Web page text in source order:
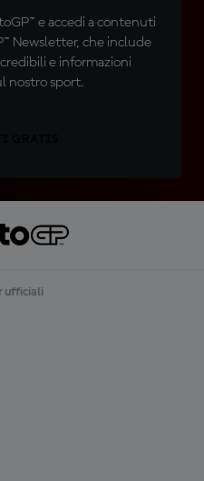
e accedi a contenuti
Newsletter, che include
e informazioni
nostro sport.
ufficiali